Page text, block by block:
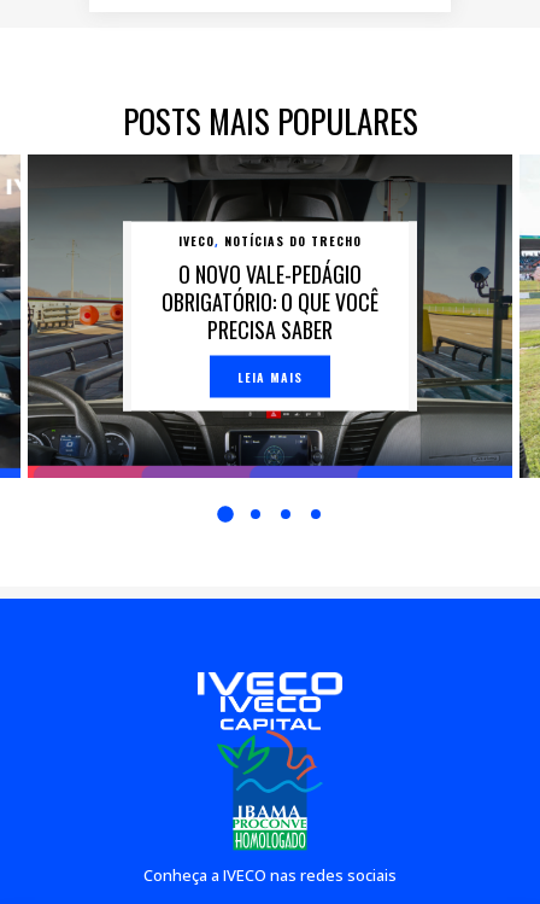
POSTS MAIS POPULARES
IVECO, NOTÍCIAS DO TRECHO
O NOVO VALE-PEDÁGIO
OBRIGATÓRIO: O QUE VOCÊ
PRECISA SABER
LEIA MAIS
Conheça a IVECO nas redes sociais